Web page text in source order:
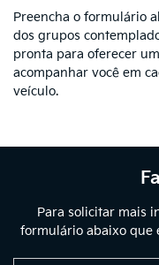
Preencha o formulário
dos grupos
pronta para oferecer
acompanhar você em
veículo.
Para solicitar mais
formulário abaixo que